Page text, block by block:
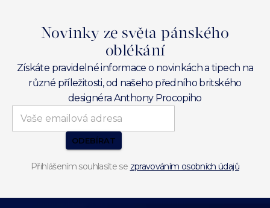
Novinky ze světa pánského
oblékání
Získáte pravidelné informace o novinkách a tipech na
různé příležitosti, od našeho předního britského
designéra Anthony Procopiho
ODEBÍRAT
Přihlášením souhlasíte se zpravováním osobních údajů